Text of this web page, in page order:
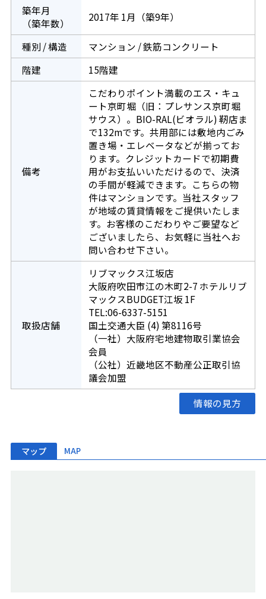
築年月
（築年数）
2017年 1月（築9年）
種別 / 構造
マンション / 鉄筋コンクリート
階建
15階建
備考
こだわりポイント満載のエス・キュ
ート京町堀（旧：プレサンス京町堀
サウス）。BIO-RAL(ビオラル) 靭店ま
で132mです。共用部には敷地内ごみ
置き場・エレベータなどが揃ってお
ります。クレジットカードで初期費
用がお支払いいただけるので、決済
の手間が軽減できます。こちらの物
件はマンションです。当社スタッフ
が地域の賃貸情報をご提供いたしま
す。お客様のこだわりやご要望など
ございましたら、お気軽に当社へお
問い合わせ下さい。
取扱店舗
リブマックス江坂店
大阪府吹田市江の木町2-7 ホテルリブ
マックスBUDGET江坂 1F
TEL:06-6337-5151
国土交通大臣 (4) 第8116号
（一社）大阪府宅地建物取引業協会
会員
（公社）近畿地区不動産公正取引協
議会加盟
情報の見方
マップ MAP